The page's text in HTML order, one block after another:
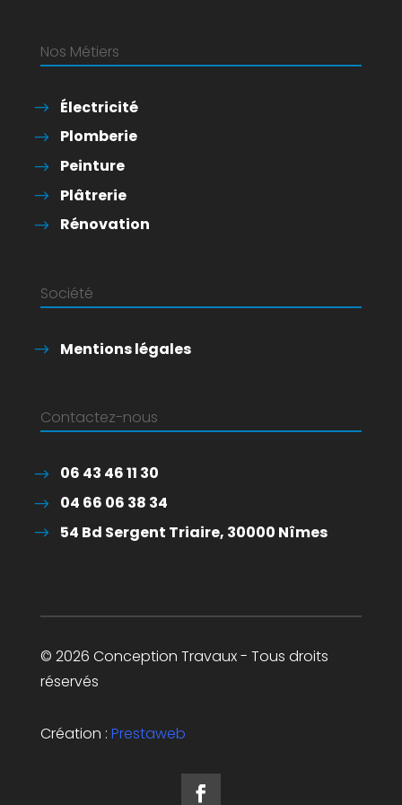
Nos Métiers
Électricité
Plomberie
Peinture
Plâtrerie
Rénovation
Société
Mentions légales
Contactez-nous
06 43 46 11 30
04 66 06 38 34
54 Bd Sergent Triaire, 30000 Nîmes
© 2026 Conception Travaux - Tous droits
réservés
Création : Prestaweb